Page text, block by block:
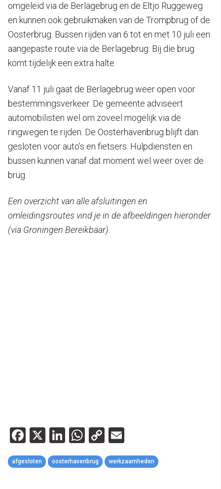
omgeleid via de Berlagebrug en de Eltjo Ruggeweg
en kunnen ook gebruikmaken van de Trompbrug of de
Oosterbrug. Bussen rijden van 6 tot en met 10 juli een
aangepaste route via de Berlagebrug. Bij die brug
komt tijdelijk een extra halte.
Vanaf 11 juli gaat de Berlagebrug weer open voor
bestemmingsverkeer. De gemeente adviseert
automobilisten wel om zoveel mogelijk via de
ringwegen te rijden. De Oosterhavenbrug blijft dan
gesloten voor auto’s en fietsers. Hulpdiensten en
bussen kunnen vanaf dat moment wel weer over de
brug.
Een overzicht van alle afsluitingen en
omleidingsroutes vind je in de afbeeldingen hieronder
(via Groningen Bereikbaar).
Facebook
X LinkedIn
WhatsApp
Copy
Link
afgesloten oosterhavenbrug werkzaamheden